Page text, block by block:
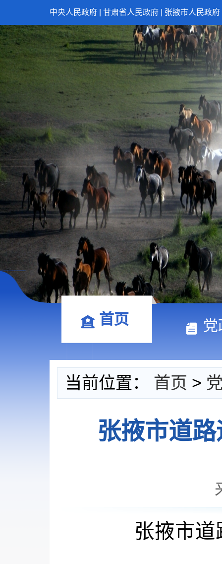
中央人民政府 甘肃省人民政府 张掖市人民政府
首页 党
当前位置： 首页 >
张掖市道
张掖市